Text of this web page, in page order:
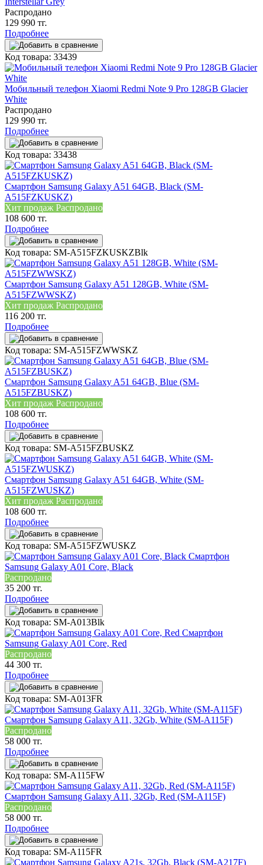
Распродано
129 990 тг.
Подробнее
Код товара: 33439
Мобильный телефон Xiaomi Redmi Note 9 Pro 128GB Glacier
White
Распродано
129 990 тг.
Подробнее
Код товара: 33438
Смартфон Samsung Galaxy A51 64GB, Black (SM-
A515FZKUSKZ)
Хит продаж Распродано
108 600 тг.
Подробнее
Код товара: SM-A515FZKUSKZBlk
Смартфон Samsung Galaxy A51 128GB, White (SM-
A515FZWWSKZ)
Хит продаж Распродано
116 200 тг.
Подробнее
Код товара: SM-A515FZWWSKZ
Смартфон Samsung Galaxy A51 64GB, Blue (SM-
A515FZBUSKZ)
Хит продаж Распродано
108 600 тг.
Подробнее
Код товара: SM-A515FZBUSKZ
Смартфон Samsung Galaxy A51 64GB, White (SM-
A515FZWUSKZ)
Хит продаж Распродано
108 600 тг.
Подробнее
Код товара: SM-A515FZWUSKZ
Смартфон
Samsung Galaxy A01 Core, Black
Распродано
35 200 тг.
Подробнее
Код товара: SM-A013Blk
Смартфон
Samsung Galaxy A01 Core, Red
Распродано
44 300 тг.
Подробнее
Код товара: SM-A013FR
Смартфон Samsung Galaxy A11, 32Gb, White (SM-A115F)
Распродано
58 000 тг.
Подробнее
Код товара: SM-A115FW
Смартфон Samsung Galaxy A11, 32Gb, Red (SM-A115F)
Распродано
58 000 тг.
Подробнее
Код товара: SM-A115FR